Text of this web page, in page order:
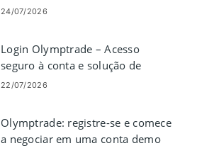
Olymptrade
24/07/2026
Login Olymptrade – Acesso
seguro à conta e solução de
problemas
22/07/2026
Olymptrade: registre-se e comece
a negociar em uma conta demo